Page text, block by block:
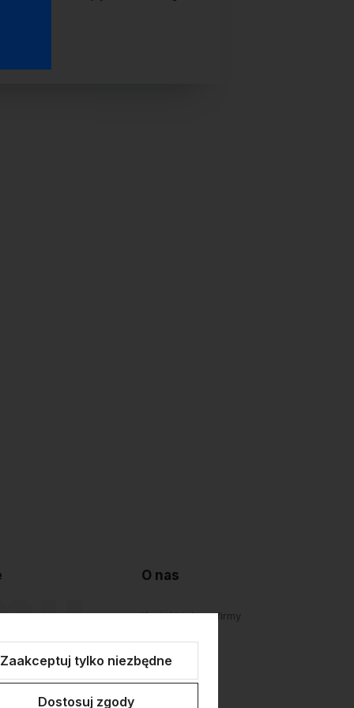
O nas
Kontakt i dane firmy
O firmie
Personalizacja
Zaakceptuj tylko niezbędne
Dostosuj zgody